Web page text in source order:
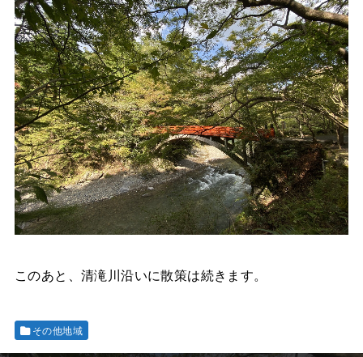
このあと、清滝川沿いに散策は続きます。
その他地域